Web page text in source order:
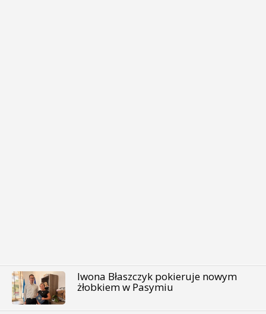
Iwona Błaszczyk pokieruje nowym
żłobkiem w Pasymiu